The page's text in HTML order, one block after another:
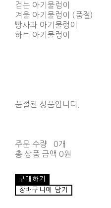
걷는 아기물렁이
겨울 아기물렁이 (품절)
빵사과 아기물렁이
하트 아기물렁이
품절된 상품입니다.
주문 수량
0개
총 상품 금액 0원
구매하기
장바구니에 담기